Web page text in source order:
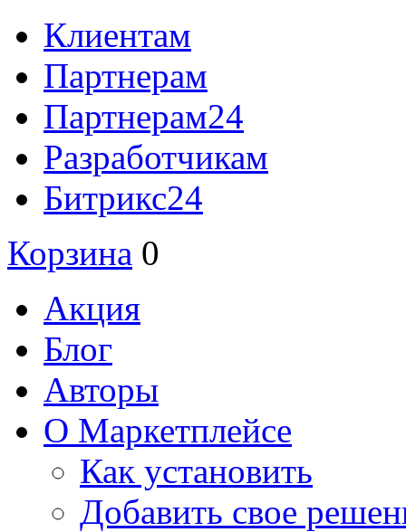
Клиентам
Партнерам
Партнерам24
Разработчикам
Битрикс24
Корзина 0
Акция
Блог
Авторы
О Маркетплейсе
Как установить
Добавить свое